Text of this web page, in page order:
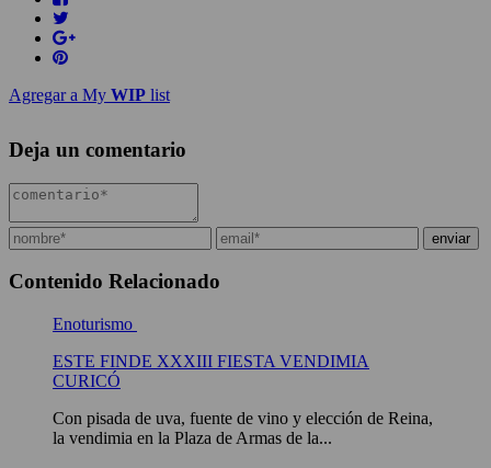
Agregar a My WIP list
Deja un comentario
Contenido Relacionado
Enoturismo
ESTE FINDE XXXIII FIESTA VENDIMIA
CURICÓ
Con pisada de uva, fuente de vino y elección de Reina,
la vendimia en la Plaza de Armas de la...